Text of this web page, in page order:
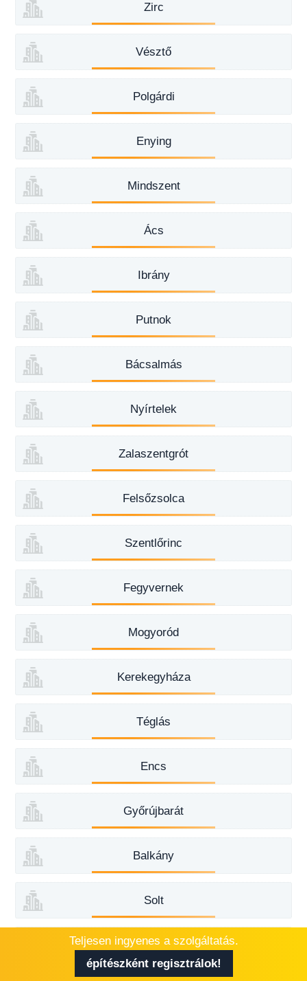
Zirc
Vésztő
Polgárdi
Enying
Mindszent
Ács
Ibrány
Putnok
Bácsalmás
Nyírtelek
Zalaszentgrót
Felsőzsolca
Szentlőrinc
Fegyvernek
Mogyoród
Kerekegyháza
Téglás
Encs
Győrújbarát
Balkány
Solt
Nagyecsed
Teljesen ingyenes a szolgáltatás.
építészként regisztrálok!